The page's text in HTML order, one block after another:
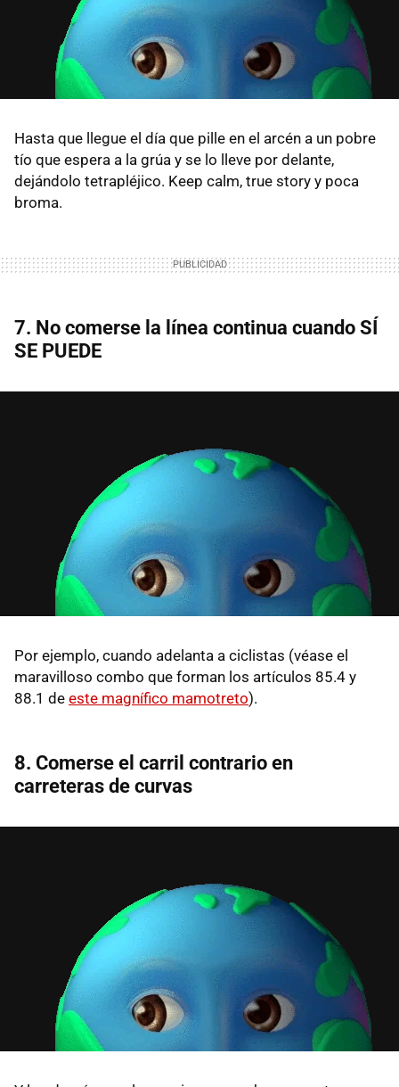
Hasta que llegue el día que pille en el arcén a un pobre
tío que espera a la grúa y se lo lleve por delante,
dejándolo tetrapléjico. Keep calm, true story y poca
broma.
7. No comerse la línea continua cuando SÍ
SE PUEDE
Por ejemplo, cuando adelanta a ciclistas (véase el
maravilloso combo que forman los artículos 85.4 y
88.1 de este magnífico mamotreto).
8. Comerse el carril contrario en
carreteras de curvas